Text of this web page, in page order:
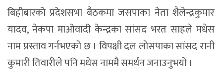
बिहीबारको प्रदेशसभा बैठकमा जसपाका नेता शैलेन्द्रकुमार
यादव, नेकपा माओवादी केन्द्रका सांसद भरत साहले मधेस
नाम प्रस्ताव गर्नभएको छ । विपक्षी दल लोसपाका सांसद रानी
कुमारी तिवारीले पनि मधेस नाममै समर्थन जनाउनुभयो ।